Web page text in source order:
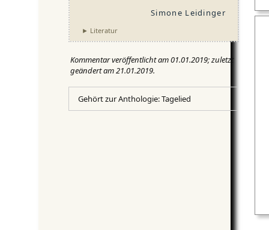
Simone Leidinger
► Literatur
Kommentar veröffentlicht am 01.01.2019; zuletzt
geändert am 21.01.2019.
Gehört zur Anthologie: Tagelied